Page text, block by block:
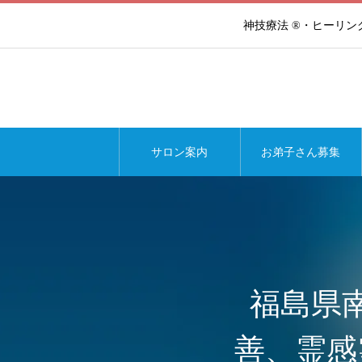
神技療法 ®・ヒーリン
サロン案内 お弟子さん募集
福島県
善、霊